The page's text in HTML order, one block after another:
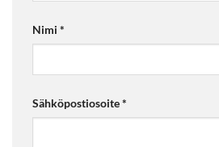
Nimi *
Sähköpostiosoite*